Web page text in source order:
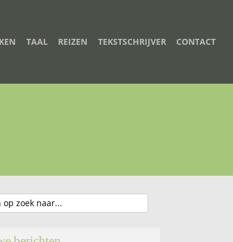
TAAL REIZEN TEKSTSCHRIJVER CONTACT